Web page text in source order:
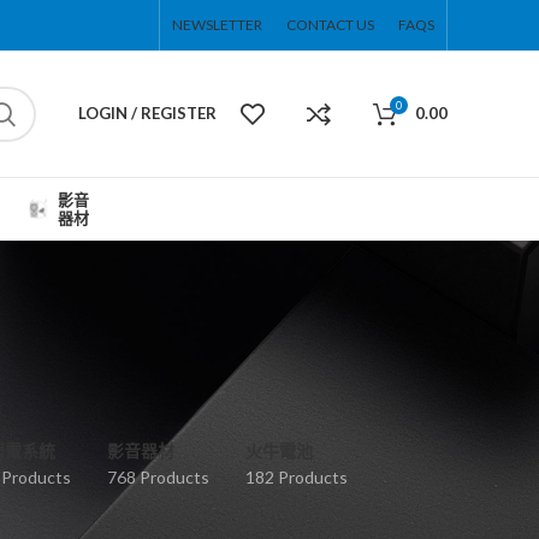
NEWSLETTER CONTACT US FAQS
LOGIN / REGISTER 0 0.00
影音
器材
影音器材
768 Products
182 Products